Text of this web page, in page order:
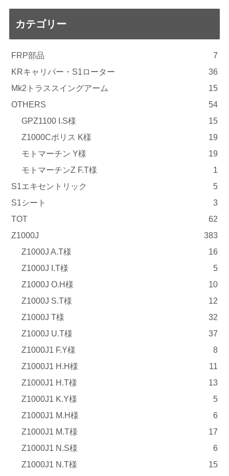
カテゴリー
FRP部品
7
KRキャリパー・S1ローター
36
Mk2トラススイングアーム
15
OTHERS
54
GPZ1100 I.S様
15
Z1000Cポリス K様
19
モトマーチン Y様
19
モトマーチンZ F.T様
1
S1エキセントリック
5
S1シート
3
TOT
62
Z1000J
383
Z1000J A.T様
16
Z1000J I.T様
5
Z1000J O.H様
10
Z1000J S.T様
12
Z1000J T様
32
Z1000J U.T様
37
Z1000J1 F.Y様
8
Z1000J1 H.H様
11
Z1000J1 H.T様
13
Z1000J1 K.Y様
5
Z1000J1 M.H様
6
Z1000J1 M.T様
17
Z1000J1 N.S様
6
Z1000J1 N.T様
15